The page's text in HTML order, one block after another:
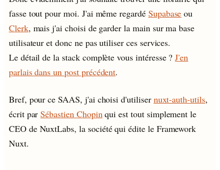
fasse tout pour moi. J'ai même regardé Supabase ou
Clerk, mais j'ai choisi de garder la main sur ma base
utilisateur et donc ne pas utiliser ces services.
Le détail de la stack complète vous intéresse ?J'en
parlais dans un post précédent.
Bref, pour ce SAAS, j'ai choisi d'utiliser nuxt-auth-utils,
écrit parSébastien Chopinqui est tout simplement le
CEO de NuxtLabs, la société qui édite le Framework
Nuxt.